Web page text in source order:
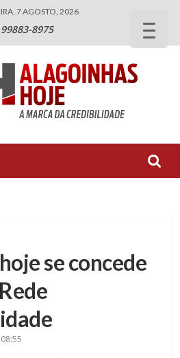
7 AGOSTO, 2026
8975
se concede